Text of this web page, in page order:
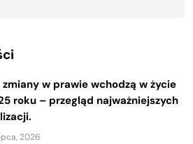
w prawie wchodzą w życie
roku – przegląd najważniejszych
2026